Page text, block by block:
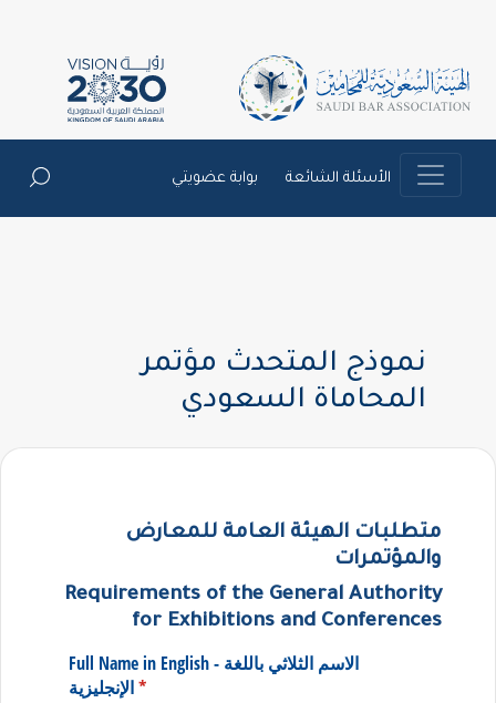
الأسئلة الشائعة بوابة عضويتي
نموذج المتحدث مؤتمر
المحاماة السعودي
متطلبات الهيئة العامة للمعارض
والمؤتمرات
Requirements of the General Authority
for Exhibitions and Conferences